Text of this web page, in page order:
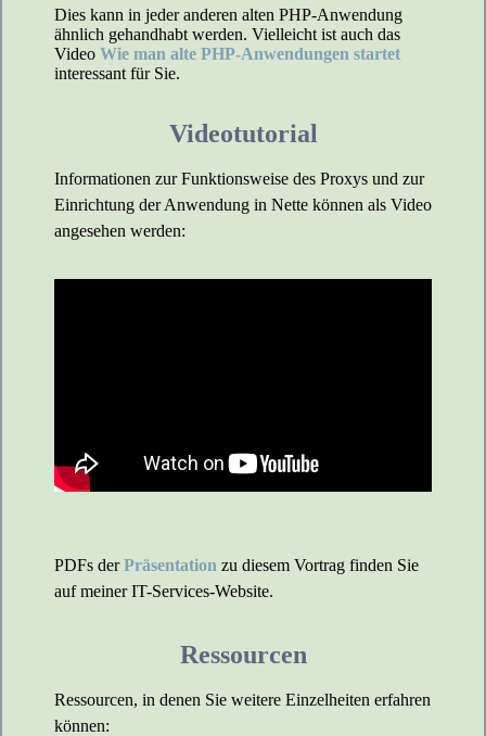
Dies kann in jeder anderen alten PHP-Anwendung
ähnlich gehandhabt werden. Vielleicht ist auch das
Video Wie man alte PHP-Anwendungen startet
interessant für Sie.
Videotutorial
Informationen zur Funktionsweise des Proxys und zur
Einrichtung der Anwendung in Nette können als Video
angesehen werden:
PDFs derPräsentation zu diesem Vortrag finden Sie
auf meiner IT-Services-Website.
Ressourcen
Ressourcen, in denen Sie weitere Einzelheiten erfahren
können: